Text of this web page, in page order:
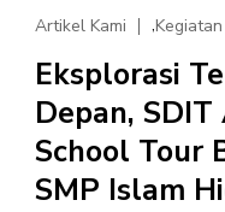
Artikel Kami ,
Eksplorasi
Depan,
School Tour
SMP Islam